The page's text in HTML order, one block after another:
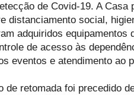
de Covid-19. A
distanciamento social,
adquiridos equipamentos
de acesso às
eventos e atendimento ao
de retomada foi precedido